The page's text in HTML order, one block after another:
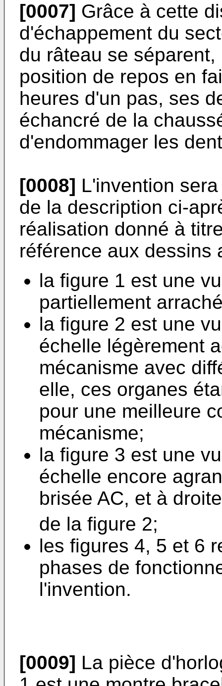
[0007] Grâce à cette
d'échappement du
du râteau se
position de repos en
heures d'un pas, ses
échancré de la
d'endommager les
[0008] L'invention
de la description ci-
réalisation donné à
référence aux dessins
la figure 1 est une
partiellement
la figure 2 est une
échelle légèrement
mécanisme avec
elle, ces organes
pour une meilleure
mécanisme;
la figure 3 est une
échelle encore
brisée AC, et à
de la figure 2;
les figures 4, 5 et 6
phases de
l'invention.
[0009] La pièce